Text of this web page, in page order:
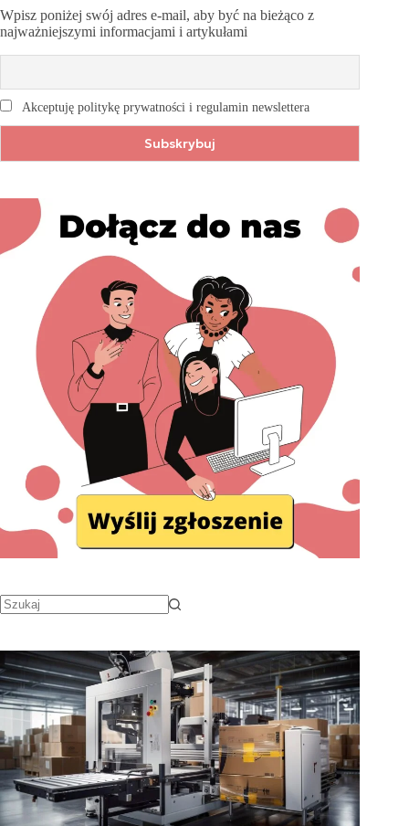
Wpisz poniżej swój adres e-mail, aby być na bieżąco z
najważniejszymi informacjami i artykułami
Akceptuję politykę prywatności i regulamin newslettera